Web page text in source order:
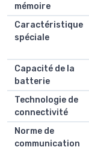
mémoire
Caractéristique
spéciale
Capacité de la
batterie
Technologie de
connectivité
Norme de
communication